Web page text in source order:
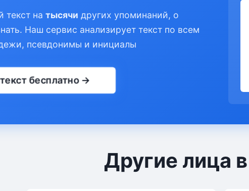
текст на тысячи других упоминаний, о
Наш сервис анализирует текст по всем
псевдонимы и инициалы
бесплатно →
Другие лица